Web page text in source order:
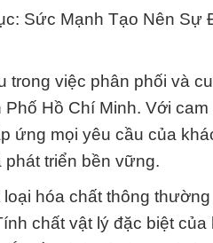
Sức Mạnh Tạo Nên Sự
việc phân phối và
Hồ Chí Minh. Với
ứng mọi yêu cầu của
triển bền vững.
hóa chất thông
chất vật lý đặc biệt